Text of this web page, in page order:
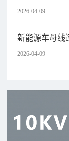
2026-04-09
新能源车母线
2026-04-09